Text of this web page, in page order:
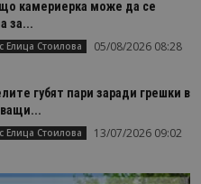
камериерка може да се
за...
Елица Стоилова 05/08/2026 08:28
губят пари заради грешки в
Елица Стоилова 13/07/2026 09:02